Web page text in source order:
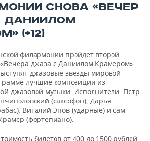
СНОВА «ВЕЧЕР
ДАНИИЛОМ
(+12)
филармонии пройдет второй
джаза с Даниилом Крамером».
джазовые звезды мировой
лучшие композиции из
джазовой музыки. Исполнители: Петр
(саксофон), Дарья
Виталий Эпов (ударные) и сам
(фортепиано).
билетов от 400 до 1500 рублей.